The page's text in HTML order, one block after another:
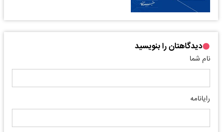
دیدگاهتان را بنویسید
نام شما
رایانامه